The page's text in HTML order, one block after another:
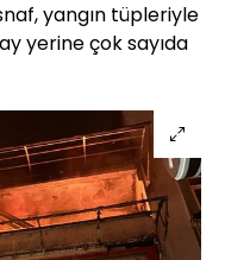
yangın tüpleriyle
yerine çok sayıda